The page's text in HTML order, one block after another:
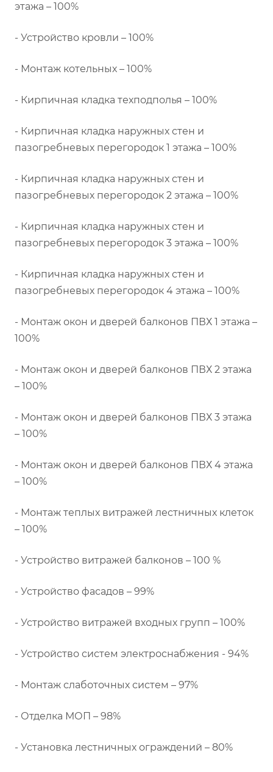
этажа – 100%
- Устройство кровли – 100%
- Монтаж котельных – 100%
- Кирпичная кладка техподполья – 100%
- Кирпичная кладка наружных стен и
пазогребневых перегородок 1 этажа – 100%
- Кирпичная кладка наружных стен и
пазогребневых перегородок 2 этажа – 100%
- Кирпичная кладка наружных стен и
пазогребневых перегородок 3 этажа – 100%
- Кирпичная кладка наружных стен и
пазогребневых перегородок 4 этажа – 100%
- Монтаж окон и дверей балконов ПВХ 1 этажа –
100%
- Монтаж окон и дверей балконов ПВХ 2 этажа
– 100%
- Монтаж окон и дверей балконов ПВХ 3 этажа
– 100%
- Монтаж окон и дверей балконов ПВХ 4 этажа
– 100%
- Монтаж теплых витражей лестничных клеток
– 100%
- Устройство витражей балконов – 100 %
- Устройство фасадов – 99%
- Устройство витражей входных групп – 100%
- Устройство систем электроснабжения - 94%
- Монтаж слаботочных систем – 97%
- Отделка МОП – 98%
- Установка лестничных ограждений – 80%